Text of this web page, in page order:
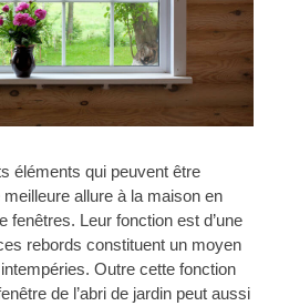
éléments qui peuvent être
allure à la maison en
fenêtres. Leur fonction est d’une
rebords constituent un moyen
Outre cette fonction
de l’abri de jardin peut aussi